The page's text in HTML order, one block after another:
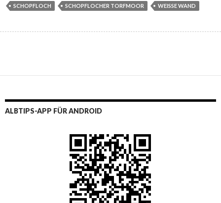
SCHOPFLOCH
SCHOPFLOCHER TORFMOOR WEISSE WAND
ALBTIPS-APP FÜR ANDROID